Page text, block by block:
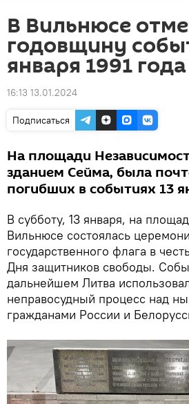
В Вильнюсе
годовщину
января 1991 года
16:13 13.01.2024
Подписаться
На площади
зданием Сейма, была
погибших в событиях 13
В субботу, 13 января, на
Вильнюсе состоялась
государственного флага в
Дня защитников свободы.
дальнейшем Литва
неправосудный процесс над
гражданами России и